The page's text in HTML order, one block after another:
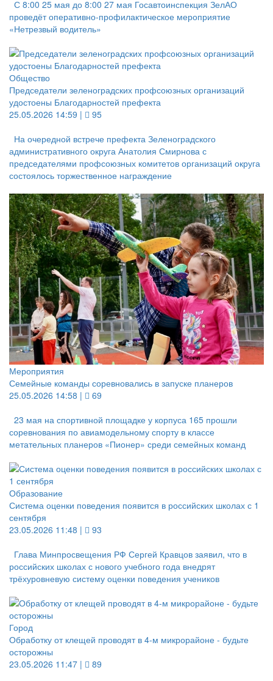
С 8:00 25 мая до 8:00 27 мая Госавтоинспекция ЗелАО
проведёт оперативно‑профилактическое мероприятие
«Нетрезвый водитель»
Общество
Председатели зеленоградских профсоюзных организаций
удостоены Благодарностей префекта
25.05.2026 14:59 |
95
На очередной встрече префекта Зеленоградского
административного округа Анатолия Смирнова с
председателями профсоюзных комитетов организаций округа
состоялось торжественное награждение
Мероприятия
Семейные команды соревновались в запуске планеров
25.05.2026 14:58 |
69
23 мая на спортивной площадке у корпуса 165 прошли
соревнования по авиамодельному спорту в классе
метательных планеров «Пионер» среди семейных команд
Образование
Система оценки поведения появится в российских школах с 1
сентября
23.05.2026 11:48 |
93
Глава Минпросвещения РФ Сергей Кравцов заявил, что в
российских школах с нового учебного года внедрят
трёхуровневую систему оценки поведения учеников
Город
Обработку от клещей проводят в 4-м микрорайоне - будьте
осторожны
23.05.2026 11:47 |
89